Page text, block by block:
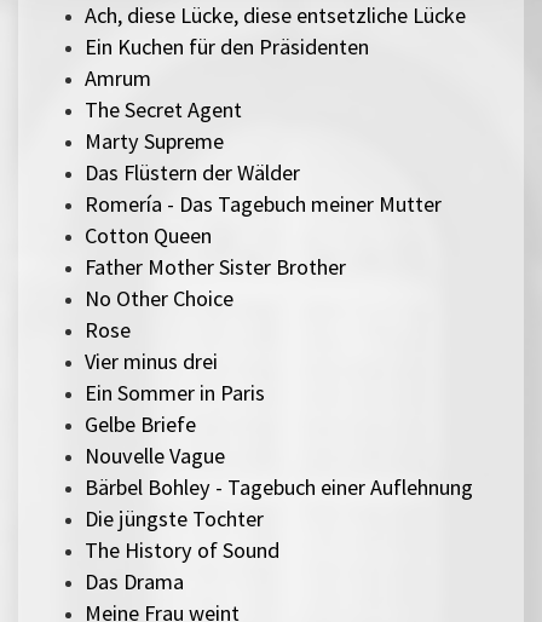
Ach, diese Lücke, diese entsetzliche Lücke
Ein Kuchen für den Präsidenten
Amrum
The Secret Agent
Marty Supreme
Das Flüstern der Wälder
Romería - Das Tagebuch meiner Mutter
Cotton Queen
Father Mother Sister Brother
No Other Choice
Rose
Vier minus drei
Ein Sommer in Paris
Gelbe Briefe
Nouvelle Vague
Bärbel Bohley - Tagebuch einer Auflehnung
Die jüngste Tochter
The History of Sound
Das Drama
Meine Frau weint